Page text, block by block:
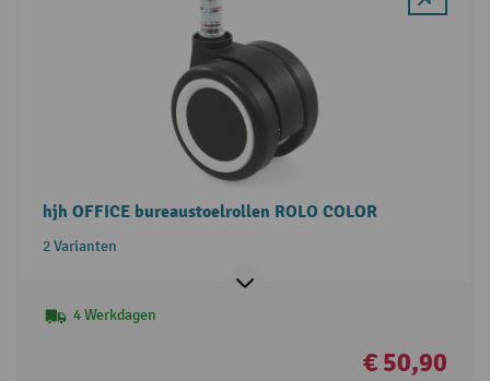
hjh OFFICE bureaustoelrollen ROLO COLOR
2 Varianten
4 Werkdagen
€ 50,90